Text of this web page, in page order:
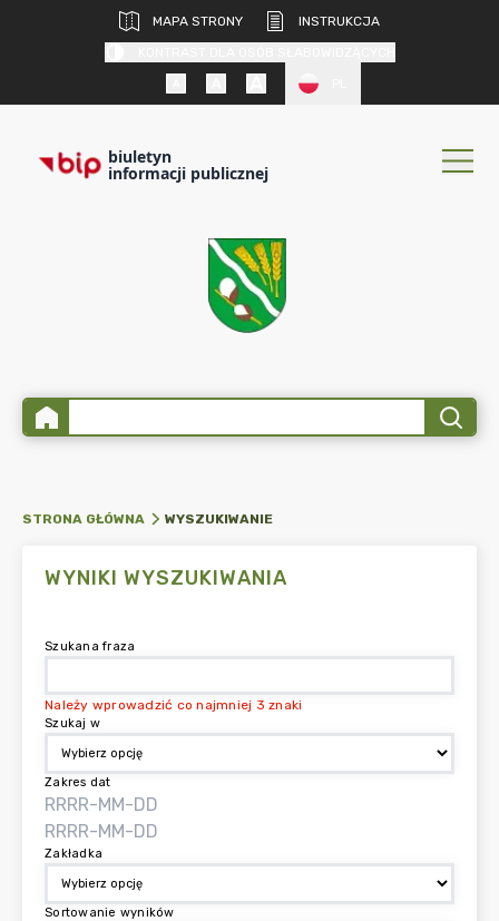
MAPA STRONY
INSTRUKCJA
biuletyn
informacji publicznej
STRONA GŁÓWNA WYSZUKIWANIE
WYNIKI WYSZUKIWANIA
Szukana fraza
Należy wprowadzić co najmniej 3 znaki
Szukaj w
Zakres dat
Zakładka
Sortowanie wyników